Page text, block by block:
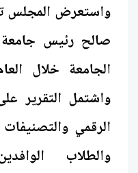
واستعرض المجلس
صالح رئيس جامعة
واشتمل التقرير
الرقمي والتصنيفات
والطلاب